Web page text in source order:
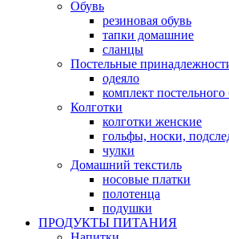
Обувь
резиновая обувь
тапки домашние
сланцы
Постельные
одеяло
комплект постельного
Колготки
колготки женские
гольфы, носки,
чулки
Домашний текстиль
носовые платки
полотенца
подушки
ПРОДУКТЫ ПИТАНИЯ